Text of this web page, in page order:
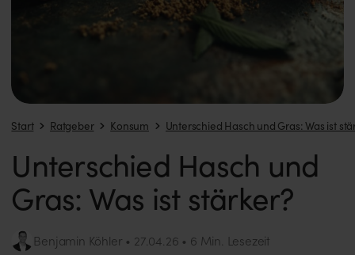
Start Ratgeber Konsum Unterschied Hasch und Gras: Was ist
Unterschied Hasch und
Gras: Was ist stärker?
Benjamin Köhler 27.04.26 6 Min. Lesezeit